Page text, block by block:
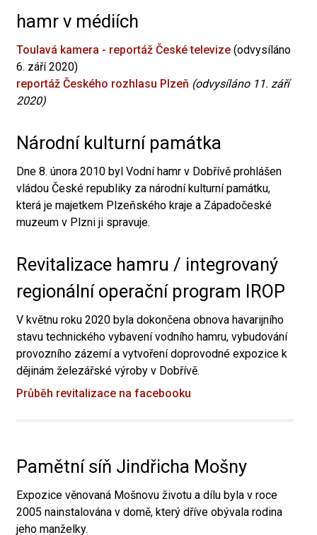
hamr v médiích
Toulavá kamera - reportáž České televize (odvysíláno
6. září 2020)
reportáž Českého rozhlasu Plzeň (odvysíláno 11. září
2020)
Národní kulturní památka
Dne 8. února 2010 byl Vodní hamr v Dobřívě prohlášen
vládou České republiky za národní kulturní památku,
která je majetkem Plzeňského kraje a Západočeské
muzeum v Plzni ji spravuje.
Revitalizace hamru / integrovaný
regionální operační program IROP
V květnu roku 2020 byla dokončena obnova havarijního
stavu technického vybavení vodního hamru, vybudování
provozního zázemí a vytvoření doprovodné expozice k
dějinám železářské výroby v Dobřívě.
Průběh revitalizace na facebooku
Pamětní síň Jindřicha Mošny
Expozice věnovaná Mošnovu životu a dílu byla v roce
2005 nainstalována v domě, který dříve obývala rodina
jeho manželky.